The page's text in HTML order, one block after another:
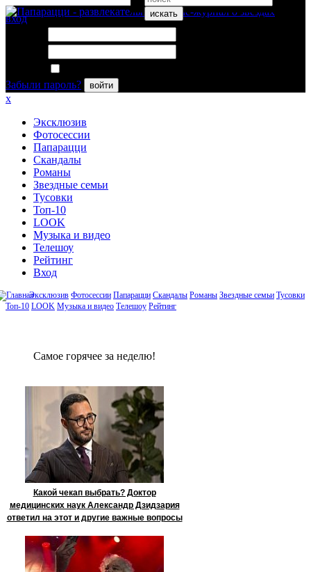
искать
вход
Забыли пароль?
войти
x
Эксклюзив
Фотосессии
Папарацци
Скандалы
Романы
Звездные семьи
Тусовки
Топ-10
LOOK
Музыка и видео
Телешоу
Рейтинг
Вход
Эксклюзив Фотосессии Папарацци Скандалы Романы Звездные семьи Тусовки
Топ-10 LOOK Музыка и видео Телешоу Рейтинг
Сaмое гoрячее за неделю!
Какой чекап выбрать? Доктор
медицинских наук Александр Дзидзария
ответил на этот и другие важные вопросы